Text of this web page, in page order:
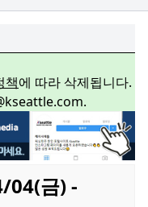
책에 따라 삭제됩니다.
04(금) -